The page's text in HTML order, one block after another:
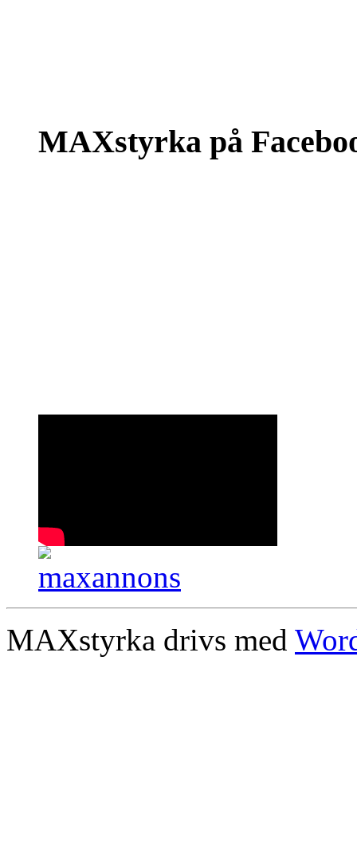
MAXstyrka på
MAXstyrka drivs med